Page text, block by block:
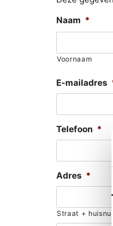
Naam *
Voornaam
E-mailadres
Telefoon *
Adres *
Straat +